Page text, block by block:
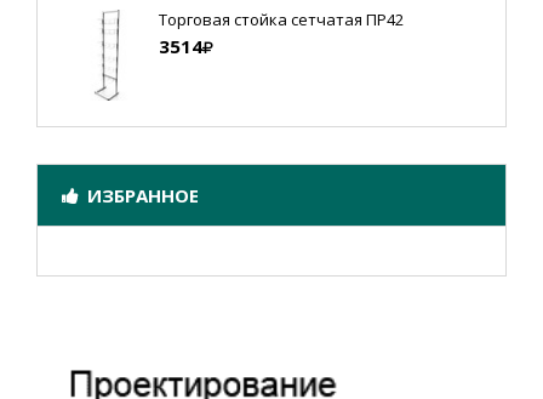
Торговая стойка сетчатая ПР42
3514
ИЗБРАННОЕ